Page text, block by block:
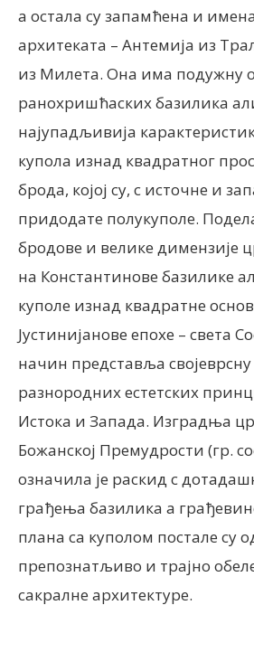
а остала су запамћена и
архитеката – Антемија из
из Милета. Она има подужну
ранохришћаских базилика
најупадљивија
купола изнад квадратног
брода, којој су, с источне и
придодате полукуполе.
бродове и велике димензије
на Константинове базилике
куполе изнад квадратне
Јустинијанове епохе – света
начин представља својеврсну
разнородних естетских
Истока и Запада. Изградња
Божанској Премудрости (гр.
означила је раскид с
грађења базилика а
плана са куполом постале су
препознатљиво и трајно
сакралне архитектуре.